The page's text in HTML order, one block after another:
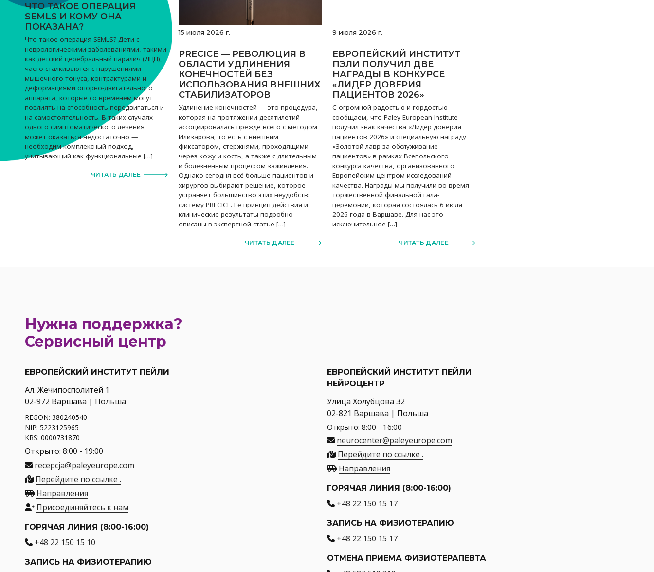
ЧТО ТАКОЕ ОПЕРАЦИЯ
SEMLS И КОМУ ОНА
ПОКАЗАНА?
Что такое операция SEMLS? Дети с
неврологическими заболеваниями, такими
как детский церебральный паралич (ДЦП),
часто сталкиваются с нарушениями
мышечного тонуса, контрактурами и
деформациями опорно-двигательного
аппарата, которые со временем могут
повлиять на способность передвигаться и
на самостоятельность. В таких случаях
одного симптоматического лечения
может оказаться недостаточно —
необходим комплексный подход,
учитывающий как функциональные […]
ЧИТАТЬ ДАЛЕЕ
15 июля 2026 г.
PRECICE — РЕВОЛЮЦИЯ В
ОБЛАСТИ УДЛИНЕНИЯ
КОНЕЧНОСТЕЙ БЕЗ
ИСПОЛЬЗОВАНИЯ ВНЕШНИХ
СТАБИЛИЗАТОРОВ
Удлинение конечностей — это процедура,
которая на протяжении десятилетий
ассоциировалась прежде всего с методом
Илизарова, то есть с внешним
фиксатором, стержнями, проходящими
через кожу и кость, а также с длительным
и болезненным процессом заживления.
Однако сегодня всё больше пациентов и
хирургов выбирают решение, которое
устраняет большинство этих неудобств:
систему PRECICE. Её принцип действия и
клинические результаты подробно
описаны в экспертной статье […]
ЧИТАТЬ ДАЛЕЕ
9 июля 2026 г.
ЕВРОПЕЙСКИЙ ИНСТИТУТ
ПЭЛИ ПОЛУЧИЛ ДВЕ
НАГРАДЫ В КОНКУРСЕ
«ЛИДЕР ДОВЕРИЯ
ПАЦИЕНТОВ 2026»
С огромной радостью и гордостью
сообщаем, что Paley European Institute
получил знак качества «Лидер доверия
пациентов 2026» и специальную награду
«Золотой лавр за обслуживание
пациентов» в рамках Всепольского
конкурса качества, организованного
Европейским центром исследований
качества. Награды мы получили во время
торжественной финальной гала-
церемонии, которая состоялась 6 июля
2026 года в Варшаве. Для нас это
исключительное […]
ЧИТАТЬ ДАЛЕЕ
Нужна поддержка?
Сервисный центр
ЕВРОПЕЙСКИЙ ИНСТИТУТ ПЕЙЛИ
Ал. Жечипосполитей 1
02-972 Варшава | Польша
REGON: 380240540
NIP: 5223125965
KRS: 0000731870
Открыто: 8:00 - 19:00
recepcja@paleyeurope.com
Перейдите по ссылке .
Направления
Присоединяйтесь к нам
ГОРЯЧАЯ ЛИНИЯ (8:00-16:00)
+48 22 150 15 10
ЗАПИСЬ НА ФИЗИОТЕРАПИЮ
ЕВРОПЕЙСКИЙ ИНСТИТУТ ПЕЙЛИ
НЕЙРОЦЕНТР
Улица Холубцова 32
02-821 Варшава | Польша
Открыто: 8:00 - 16:00
neurocenter@paleyeurope.com
Перейдите по ссылке .
Направления
ГОРЯЧАЯ ЛИНИЯ (8:00-16:00)
+48 22 150 15 17
ЗАПИСЬ НА ФИЗИОТЕРАПИЮ
+48 22 150 15 17
ОТМЕНА ПРИЕМА ФИЗИОТЕРАПЕВТА